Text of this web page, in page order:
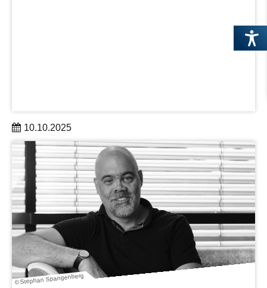
10.10.2025
Die Stadt Dresden und die Forschungseinrichtungen der
DRESDEN-concept-Allianz luden neu zugezogene
internationale Wissenschaftlerinnen und Wissenschaftler
in Dresden willkommen.
mehr erfahren
© Stephan Spangenberg